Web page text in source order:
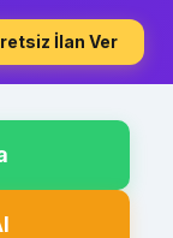
İlan Ver